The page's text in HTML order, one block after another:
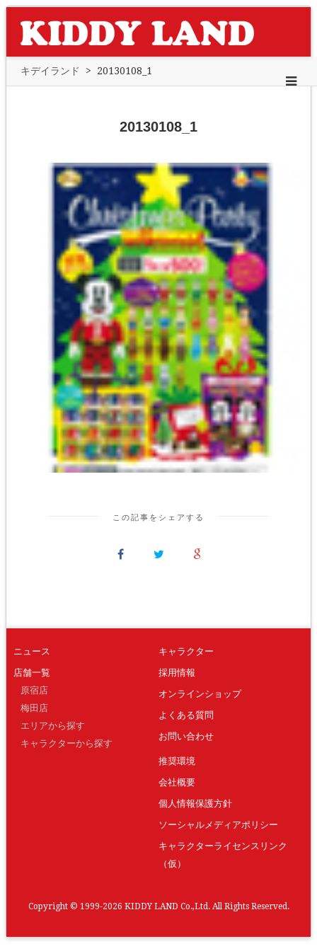
キデイランド > 20130108_1
20130108_1
この記事をシェアする
ニュース
店舗一覧
原宿店
梅田店
エリアから探す
キャラクターから探す
キャラクター
採用情報
オンラインショップ
よくある質問
お問い合わせ
推奨環境
会社概要
個人情報保護方針
ソーシャルメディアポリシー
キャラクターライセンスリンク
（仮）
Copyright © 1999-2026 KIDDY LAND Co.,Ltd. All Rights Reserved.